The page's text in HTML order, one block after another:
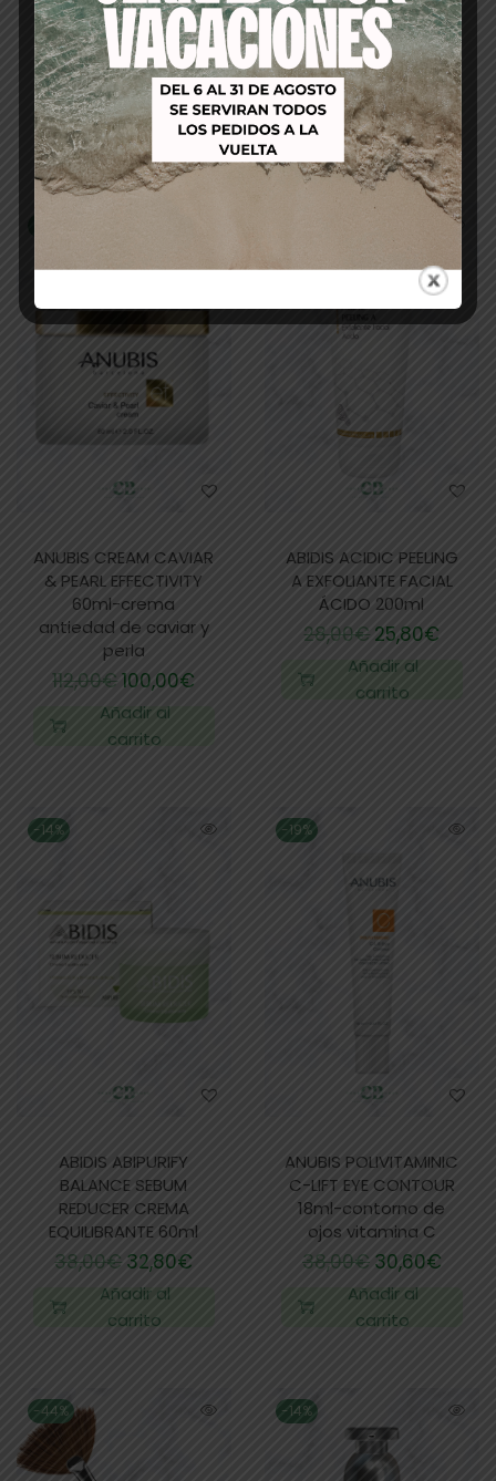
CLEANSING CREMI-GEL
250ml ANUBIS
26,00€21,00€
Añadir al
carrito
CLEANSING GEL 250ml
31,00€24,20€
Añadir al
carrito
ANUBIS CREAM CAVIAR
& PEARL EFFECTIVITY
60ml-crema
antiedad de caviar y
perla
112,00€100,00€
Añadir al
carrito
ABIDIS ACIDIC PEELING
A EXFOLIANTE FACIAL
ÁCIDO 200ml
28,00€25,80€
Añadir al
carrito
-14%
ABIDIS ABIPURIFY
BALANCE SEBUM
REDUCER CREMA
EQUILIBRANTE 60ml
38,00€ 32,80€
Añadir al
carrito
-19%
ANUBIS POLIVITAMINIC
C-LIFT EYE CONTOUR
18ml-contorno de
ojos vitamina C
38,00€ 30,60€
Añadir al
carrito
-44% -14%